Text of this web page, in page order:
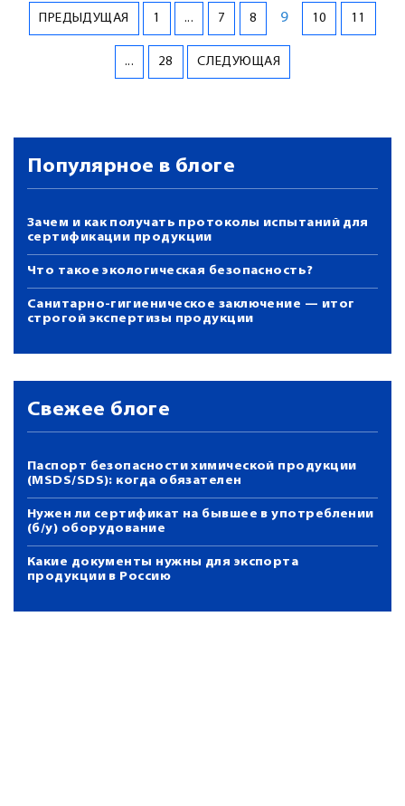
ПРЕДЫДУЩАЯ 1 ... 7 8 9 10 11
... 28 СЛЕДУЮЩАЯ
Популярное в блоге
Зачем и как получать протоколы испытаний для
сертификации продукции
Что такое экологическая безопасность?
Санитарно-гигиеническое заключение — итог
строгой экспертизы продукции
Свежее блоге
Паспорт безопасности химической продукции
(MSDS/SDS): когда обязателен
Нужен ли сертификат на бывшее в употреблении
(б/у) оборудование
Какие документы нужны для экспорта
продукции в Россию